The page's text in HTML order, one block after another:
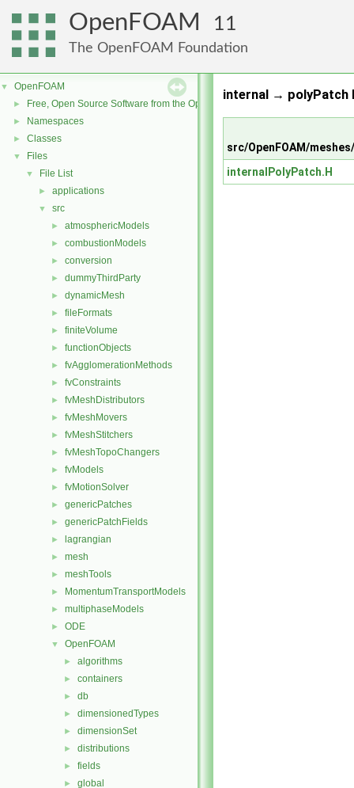
OpenFOAM 11
The OpenFOAM Foundation
▼ OpenFOAM
► Free, Open Source Software from the OpenFOAM Foundation
► Namespaces
► Classes
▼ Files
▼ File List
► applications
▼ src
► atmosphericModels
► combustionModels
► conversion
► dummyThirdParty
► dynamicMesh
► fileFormats
► finiteVolume
► functionObjects
► fvAgglomerationMethods
► fvConstraints
► fvMeshDistributors
► fvMeshMovers
► fvMeshStitchers
► fvMeshTopoChangers
► fvModels
► fvMotionSolver
► genericPatches
► genericPatchFields
► lagrangian
► mesh
► meshTools
► MomentumTransportModels
► multiphaseModels
► ODE
▼ OpenFOAM
► algorithms
► containers
► db
► dimensionedTypes
► dimensionSet
► distributions
► fields
► global
internal → polyPatch
src/OpenFOAM/
internalPolyPatch.H